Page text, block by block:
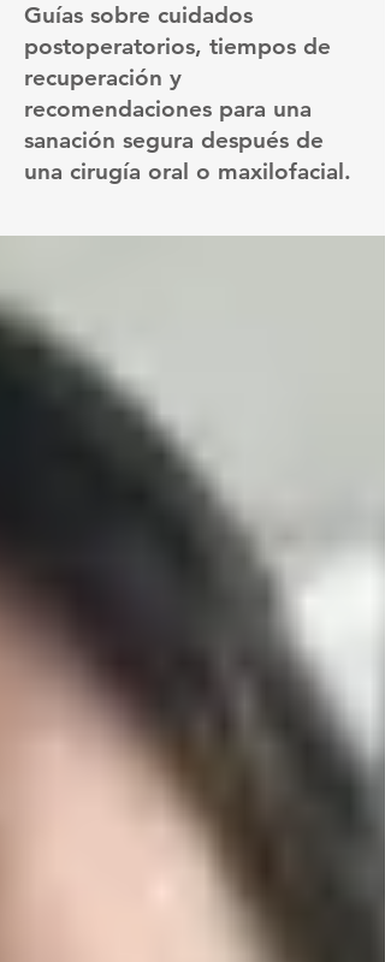
Guías sobre cuidados
postoperatorios, tiempos de
recuperación y
recomendaciones para una
sanación segura después de
una cirugía oral o maxilofacial.